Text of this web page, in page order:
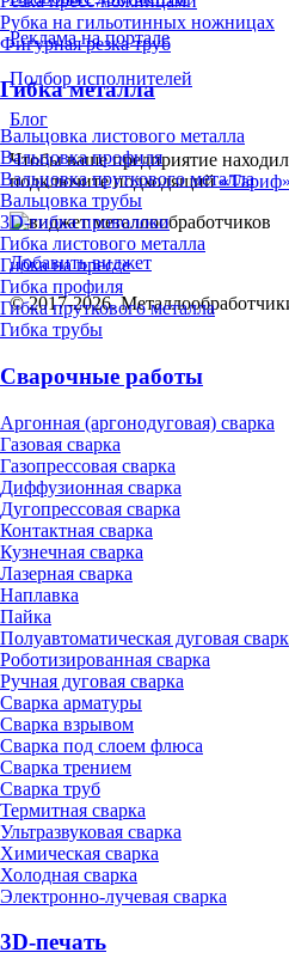
Рубка на гильотинных ножницах
Фигурная резка труб
Гибка металла
Вальцовка листового металла
Вальцовка профиля
Вальцовка пруткового металла
Вальцовка трубы
3D-гибка проволоки
Гибка листового металла
Гибка на прессе
Гибка профиля
Гибка пруткового металла
Гибка трубы
Сварочные работы
Аргонная (аргонодуговая) сварка
Газовая сварка
Газопрессовая сварка
Диффузионная сварка
Дугопрессовая сварка
Контактная сварка
Кузнечная сварка
Лазерная сварка
Наплавка
Пайка
Полуавтоматическая дуговая
Роботизированная сварка
Ручная дуговая сварка
Сварка арматуры
Сварка взрывом
Сварка под слоем флюса
Сварка трением
Сварка труб
Термитная сварка
Ультразвуковая сварка
Химическая сварка
Холодная сварка
Электронно-лучевая сварка
3D-печать
Реклама на портале
Подбор исполнителей
Блог
Чтобы ваше предприятие
подключите подходящий«Тариф»
Добавить виджет
© 2017-2026.